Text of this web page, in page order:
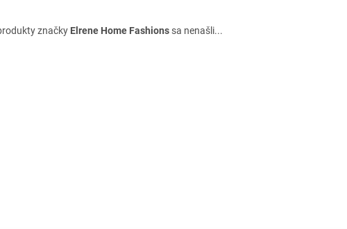
značky Elrene Home Fashions sa nenašli...